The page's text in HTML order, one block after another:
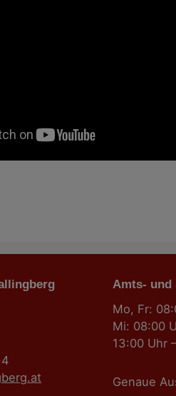
Amts-
Mo, Fr:
Mi: 08:00
13:00 Uhr
Genaue